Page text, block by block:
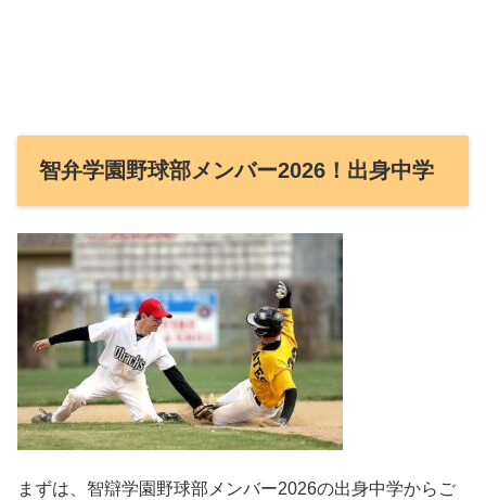
智弁学園野球部メンバー2026！出身中学
まずは、智辯学園野球部メンバー2026の出身中学からご